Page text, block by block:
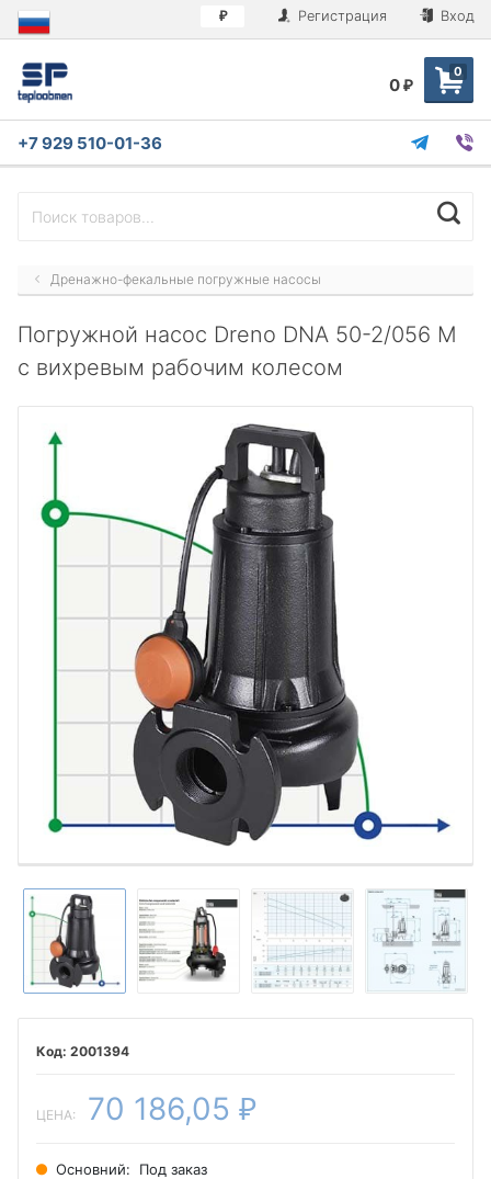
₽ Регистрация Вход
0
0 ₽
+7 929 510-01-36
Дренажно-фекальные погружные насосы
Погружной насос Dreno DNA 50-2/056 M
с вихревым рабочим колесом
2001394
ЦЕНА: 70 186,05 ₽
Основний: Под заказ